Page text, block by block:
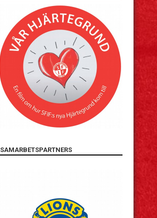
SAMARBETSPARTNERS